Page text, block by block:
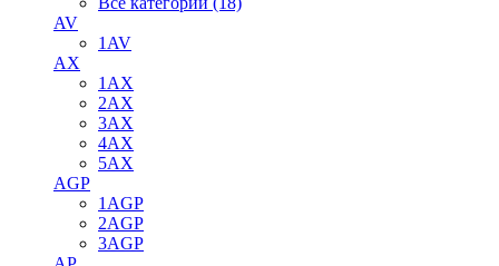
AV
1AV
AX
1AX
2AX
3AX
4AX
5AX
AGP
1AGP
2AGP
3AGP